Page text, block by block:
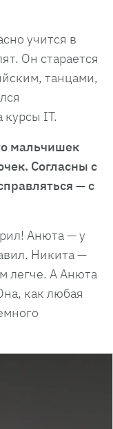
учится в
Он старается
танцами,
IT.
мальчишек
Согласны с
— с
Анюта — у
Никита —
легче. А Анюта
как любая